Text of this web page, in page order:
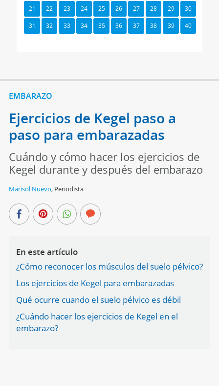
21 22 23 24 25 26 27 28 29 30
31 32 33 34 35 36 37 38 39 40
EMBARAZO
Ejercicios de Kegel paso a
paso para embarazadas
Cuándo y cómo hacer los ejercicios de
Kegel durante y después del embarazo
Marisol Nuevo, Periodista
En este artículo
¿Cómo reconocer los músculos del suelo pélvico?
Los ejercicios de Kegel para embarazadas
Qué ocurre cuando el suelo pélvico es débil
¿Cuándo hacer los ejercicios de Kegel en el
embarazo?